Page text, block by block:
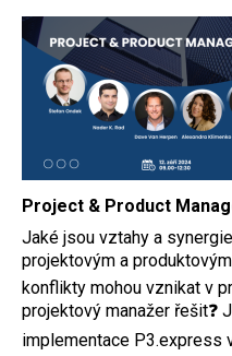
Project & Product
Jaké jsou vztahy a
projektovým a
konflikty mohou vznikat v
projektový manažer řešit❓
implementace P3.express